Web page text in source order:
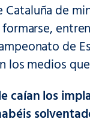
de
formarse,
de
medios
caían los